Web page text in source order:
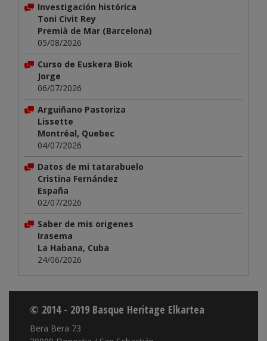
Investigación histórica
Toni Civit Rey
Premià de Mar (Barcelona)
05/08/2026
Curso de Euskera Biok
Jorge
06/07/2026
Arguiñano Pastoriza
Lissette
Montréal, Quebec
04/07/2026
Datos de mi tatarabuelo
Cristina Fernández
España
02/07/2026
Saber de mis origenes
Irasema
La Habana, Cuba
24/06/2026
© 2014 - 2019 Basque Heritage Elkartea
Bera Bera 73